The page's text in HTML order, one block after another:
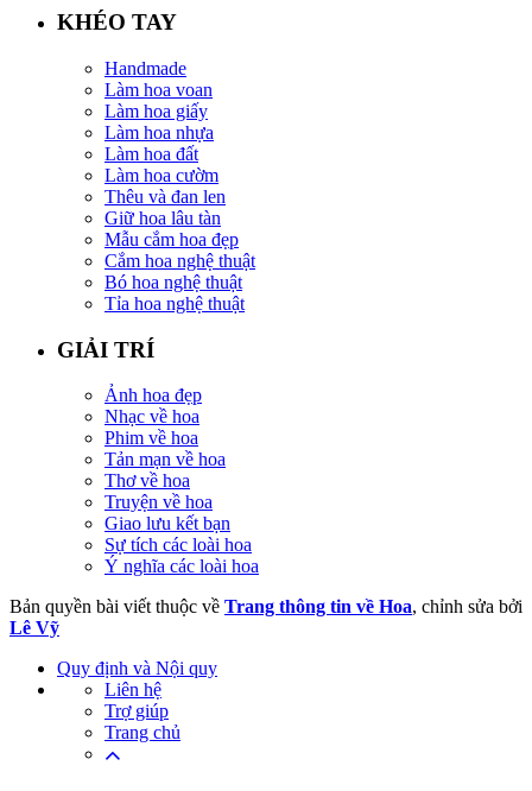
KHÉO TAY
Handmade
Làm hoa voan
Làm hoa giấy
Làm hoa nhựa
Làm hoa đất
Làm hoa cườm
Thêu và đan len
Giữ hoa lâu tàn
Mẫu cắm hoa đẹp
Cắm hoa nghệ thuật
Bó hoa nghệ thuật
Tỉa hoa nghệ thuật
GIẢI TRÍ
Ảnh hoa đẹp
Nhạc về hoa
Phim về hoa
Tản mạn về hoa
Thơ về hoa
Truyện về hoa
Giao lưu kết bạn
Sự tích các loài hoa
Ý nghĩa các loài hoa
Bản quyền bài viết thuộc về Trang thông tin về Hoa, chỉnh sửa bởi
Lê Vỹ
Quy định và Nội quy
Liên hệ
Trợ giúp
Trang chủ